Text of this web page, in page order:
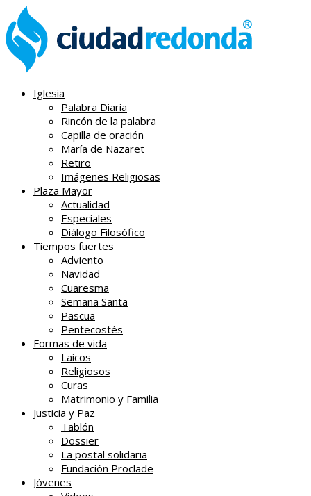
Iglesia
Palabra Diaria
Rincón de la palabra
Capilla de oración
María de Nazaret
Retiro
Imágenes Religiosas
Plaza Mayor
Actualidad
Especiales
Diálogo Filosófico
Tiempos fuertes
Adviento
Navidad
Cuaresma
Semana Santa
Pascua
Pentecostés
Formas de vida
Laicos
Religiosos
Curas
Matrimonio y Familia
Justicia y Paz
Tablón
Dossier
La postal solidaria
Fundación Proclade
Jóvenes